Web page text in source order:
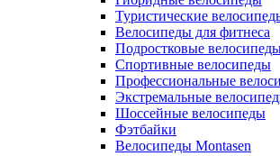
Туристические
Велосипеды для фитнеса
Подростковые
Спортивные велосипеды
Профессиональные
Экстремальные
Шоссейные велосипеды
Фэтбайки
Велосипеды Montasen